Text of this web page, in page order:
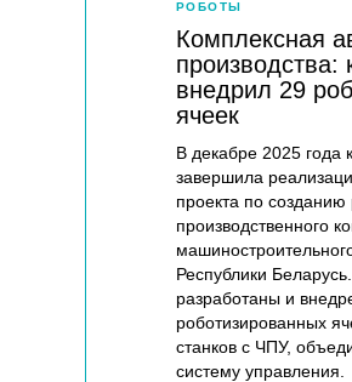
РОБОТЫ
Комплексная
производства:
внедрил 29
ячеек
В декабре 2025 года
завершила
проекта по созданию
производственного
Республики
разработаны и
роботизированных
станков с ЧПУ,
систему управления.